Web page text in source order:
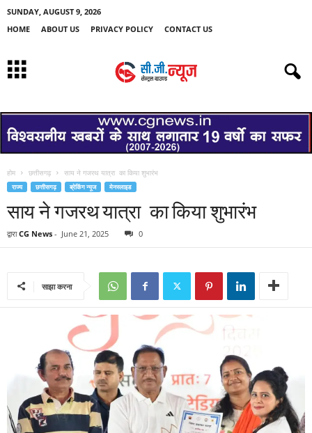
SUNDAY, AUGUST 9, 2026
HOME
ABOUT US PRIVACY POLICY CONTACT US
होम छत्तीसगढ़ साय ने गजरथ यात्रा का किया शुभारंभ
राज्य छत्तीसगढ़ ब्रेकिंग न्यूज मेनस्लाइड
साय ने गजरथ यात्रा का किया शुभारंभ
द्वारा CG News - June 21, 2025 0
साझा करना